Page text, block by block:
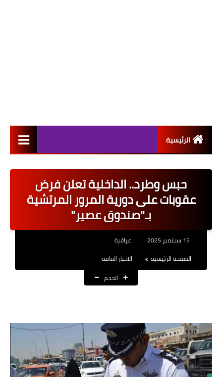
الرئيسية
اخبار القطاع العام
اخبار القطاع الخاص
نتائج التعيينات
الرواتب والقروض
القروض والسلف
المنح المالية
قطع الاراضي
حبس وطرد.. الداخلية تعلن فرض
عقوبات على دورية المرور المرتشية
بـ"صندوق عصير"
عراقية
الصفحة الرئيسية
الاخبار العامة
الحجم